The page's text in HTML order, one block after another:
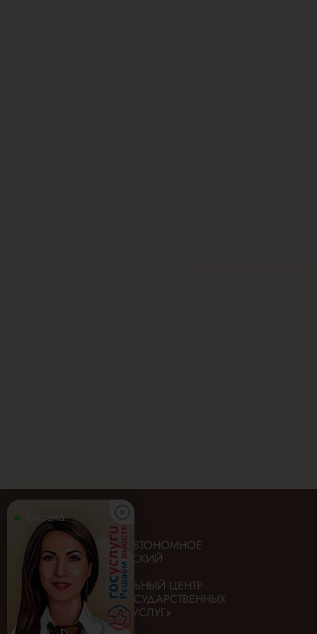
Оксана
ГОСУДАРСТВЕННОЕ АВТОНОМНОЕ
УЧРЕЖДЕНИЕ «ИРКУТСКИЙ
ОБЛАСТНОЙ
МНОГОФУНКЦИОНАЛЬНЫЙ ЦЕНТР
ПРЕДОСТАВЛЕНИЯ ГОСУДАРСТВЕННЫХ
И МУНИЦИПАЛЬНЫХ УСЛУГ»